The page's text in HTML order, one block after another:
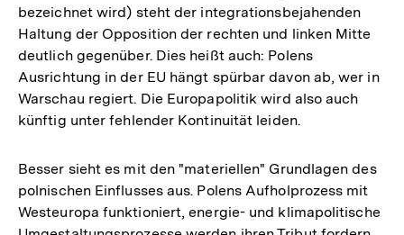
bezeichnet wird) steht der integrationsbejahenden
Haltung der Opposition der rechten und linken Mitte
deutlich gegenüber. Dies heißt auch: Polens
Ausrichtung in der EU hängt spürbar davon ab, wer in
Warschau regiert. Die Europapolitik wird also auch
künftig unter fehlender Kontinuität leiden.
Besser sieht es mit den "materiellen" Grundlagen des
polnischen Einflusses aus. Polens Aufholprozess mit
Westeuropa funktioniert, energie- und klimapolitische